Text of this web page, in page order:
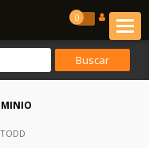
0